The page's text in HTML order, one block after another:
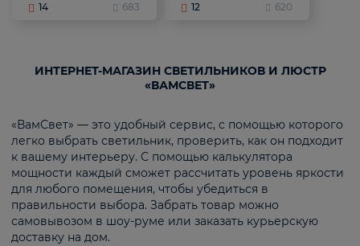
14 683 12 620
ИНТЕРНЕТ-МАГАЗИН СВЕТИЛЬНИКОВ И ЛЮСТР
«ВАМСВЕТ»
«ВамСвет» — это удобный сервис, с помощью которого
легко выбрать светильник, проверить, как он подходит
к вашему интерьеру. С помощью калькулятора
мощности каждый сможет рассчитать уровень яркости
для любого помещения, чтобы убедиться в
правильности выбора. Забрать товар можно
самовывозом в шоу-руме или заказать курьерскую
доставку на дом.